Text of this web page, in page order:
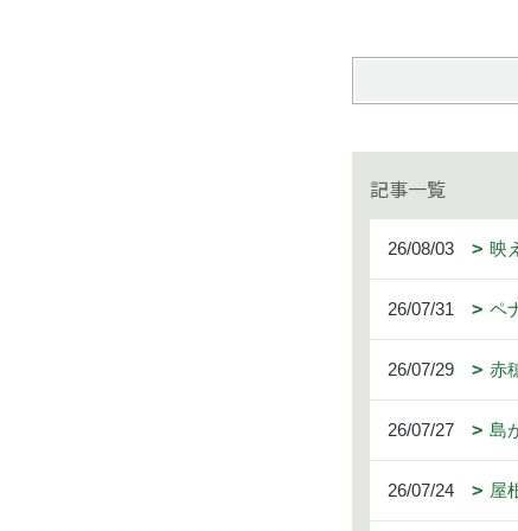
記事一覧
26/08/03 映
26/07/31 ペ
26/07/29 赤
26/07/27 島
26/07/24 屋